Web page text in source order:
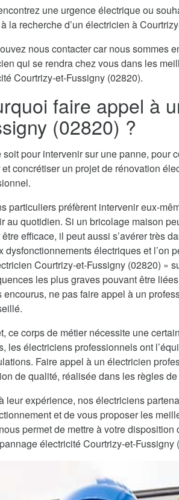
une urgence électrique ou
la recherche d’un électricien à
nous contacter car nous sommes
qui se rendra chez vous dans les
Courtrizy-et-Fussigny (02820).
faire appel à
(02820) ?
soit pour intervenir sur une panne, pour
concrétiser un projet de rénovation
particuliers préfèrent intervenir eux-
au quotidien. Si un bricolage maison
efficace, il peut aussi s’avérer très
dysfonctionnements électriques et l’on
Courtrizy-et-Fussigny (02820) »
les plus graves pouvant être
encourus, ne pas faire appel à un
ce corps de métier nécessite une
les électriciens professionnels ont
Faire appel à un électricien
de qualité, réalisée dans les règles de
leur expérience, nos électriciens
et de vous proposer les
permet de mettre à votre
électricité Courtrizy-et-